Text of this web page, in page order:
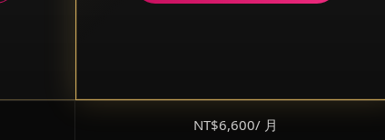
NT$6,600/ 月